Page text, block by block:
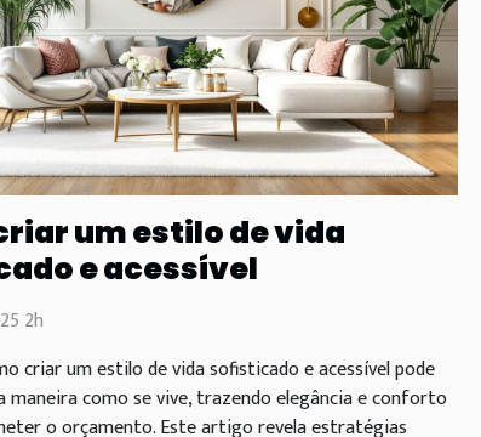
um estilo de vida
e acessível
2h
criar um estilo de vida sofisticado e acessível pode
como se vive, trazendo elegância e conforto
o orçamento. Este artigo revela estratégias